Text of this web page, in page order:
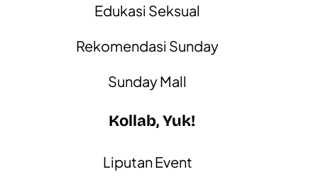
Edukasi Seksual
Rekomendasi Sunday
Sunday Mall
Kollab, Yuk!
Liputan Event